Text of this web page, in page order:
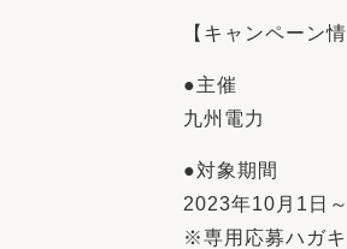
【キャンペーン情
●主催
九州電力
●対象期間
2023年10月1日
※専用応募ハガ